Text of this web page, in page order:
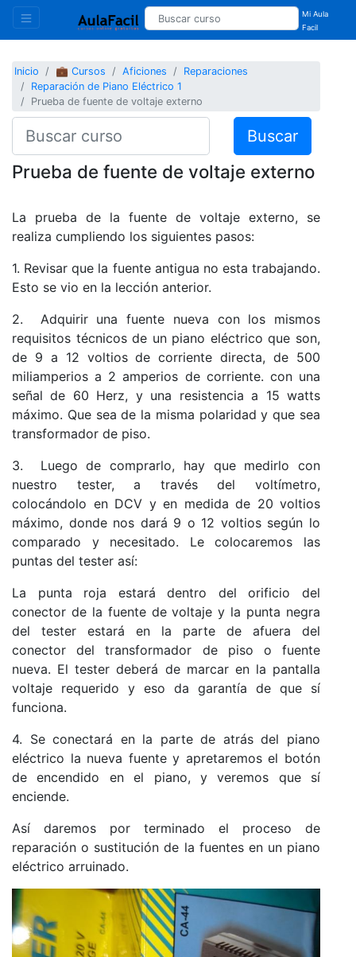
Mi Aula
Facil
Inicio 💼 Cursos Aficiones
Reparaciones
Reparación de Piano Eléctrico 1
Prueba de fuente de voltaje externo
Buscar
Prueba de fuente de voltaje externo
La prueba de la fuente de voltaje externo, se
realiza cumpliendo los siguientes pasos:
1. Revisar que la fuente antigua no esta trabajando.
Esto se vio en la lección anterior.
2. Adquirir una fuente nueva con los mismos
requisitos técnicos de un piano eléctrico que son,
de 9 a 12 voltios de corriente directa, de 500
miliamperios a 2 amperios de corriente. con una
señal de 60 Herz, y una resistencia a 15 watts
máximo. Que sea de la misma polaridad y que sea
transformador de piso.
3. Luego de comprarlo, hay que medirlo con
nuestro tester, a través del voltímetro,
colocándolo en DCV y en medida de 20 voltios
máximo, donde nos dará 9 o 12 voltios según lo
comparado y necesitado. Le colocaremos las
puntas del tester así:
La punta roja estará dentro del orificio del
conector de la fuente de voltaje y la punta negra
del tester estará en la parte de afuera del
conector del transformador de piso o fuente
nueva. El tester deberá de marcar en la pantalla
voltaje requerido y eso da garantía de que sí
funciona.
4. Se conectará en la parte de atrás del piano
eléctrico la nueva fuente y apretaremos el botón
de encendido en el piano, y veremos que sí
enciende.
Así daremos por terminado el proceso de
reparación o sustitución de la fuentes en un piano
eléctrico arruinado.